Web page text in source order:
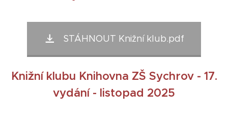
STÁHNOUT Knižní klub.pdf
Knižní klubu Knihovna ZŠ Sychrov - 17.
vydání - listopad 2025